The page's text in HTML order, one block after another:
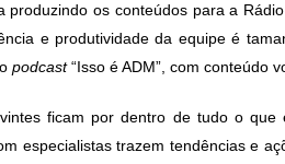
produzindo os conteúdos para a
e produtividade da equipe é
podcast“Isso é ADM”, com conteúdo
ficam por dentro de tudo o
especialistas trazem tendências e